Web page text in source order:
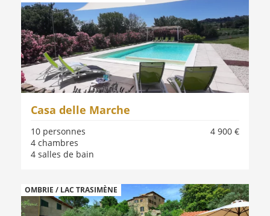
Casa delle Marche
4 900 €
10 personnes
4 chambres
4 salles de bain
OMBRIE / LAC TRASIMÈNE